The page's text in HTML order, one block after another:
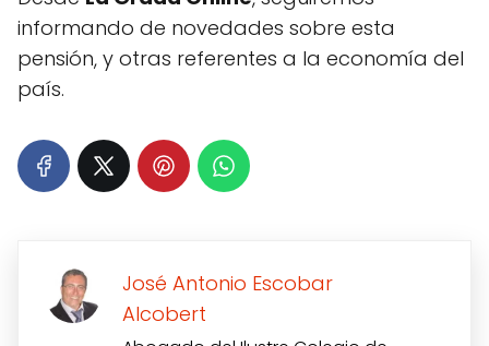
informando de novedades sobre esta
pensión, y otras referentes a la economía del
país.
José Antonio Escobar
Alcobert